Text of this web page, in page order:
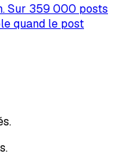
Sur 359 000 posts
quand le post